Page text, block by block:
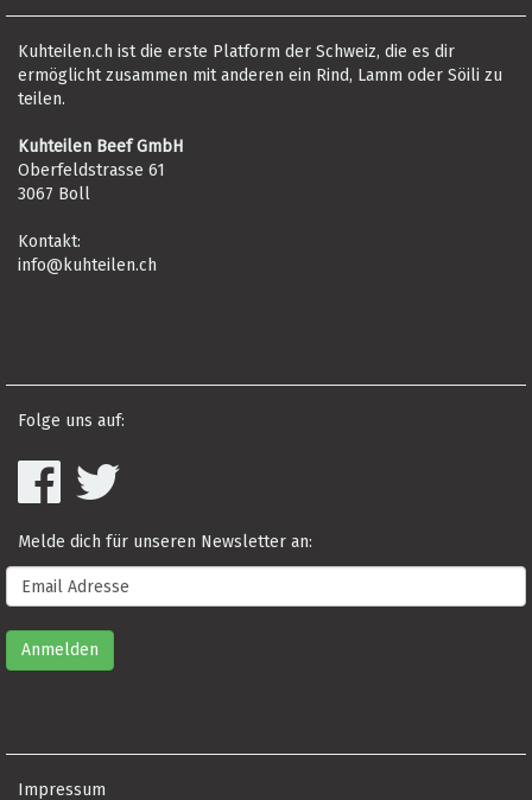
Kuhteilen.ch ist die erste Platform der Schweiz, die es dir
ermöglicht zusammen mit anderen ein Rind, Lamm oder Söili zu
teilen.
Kuhteilen Beef GmbH
Oberfeldstrasse 61
3067 Boll
Kontakt:
info@kuhteilen.ch
Folge uns auf:
Melde dich für unseren Newsletter an:
Impressum